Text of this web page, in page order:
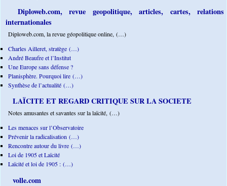
Diploweb.com, revue geopolitique, articles, cartes, relations
internationales
Diploweb.com, la revue géopolitique online, (…)
Charles Ailleret, stratège (…)
André Beaufre et l’Institut
Une Europe sans défense ?
Planisphère. Pourquoi lire (…)
Synthèse de l’actualité (…)
LAÏCITE ET REGARD CRITIQUE SUR LA SOCIETE
Notes amusantes et savantes sur la laïcité, (…)
Les menaces sur l’Observatoire
Prévenir la radicalisation (…)
Rencontre autour du livre (…)
Loi de 1905 et Laïcité
Laïcité et loi de 1905 : (…)
volle.com